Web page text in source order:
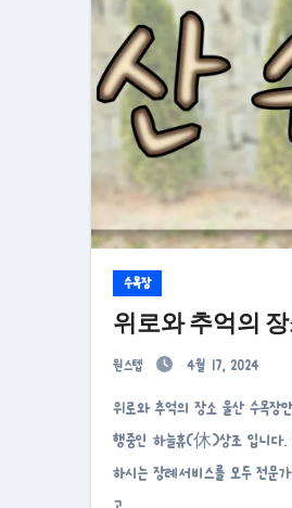
수목장
위로와 추억의
원스텝 4월 17, 2024
위로와 추억의 장소 울산 수목장안녕하십니까모든 장례서비스를 진
행중인 하늘휴(休)상조 입니다.
하시는 장례서비스를 모두 전문